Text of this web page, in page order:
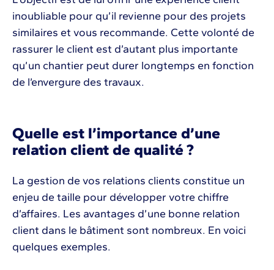
inoubliable pour qu’il revienne pour des projets
similaires et vous recommande. Cette volonté de
rassurer le client est d’autant plus importante
qu’un chantier peut durer longtemps en fonction
de l’envergure des travaux.
Quelle est l’importance d’une
relation client de qualité ?
La gestion de vos relations clients constitue un
enjeu de taille pour développer votre chiffre
d’affaires. Les avantages d’une bonne relation
client dans le bâtiment sont nombreux. En voici
quelques exemples.